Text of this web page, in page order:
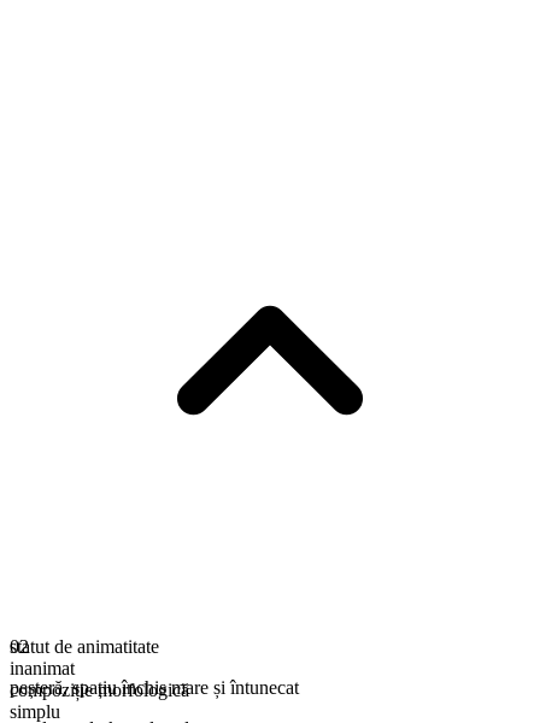
statut de animatitate
inanimat
compoziție morfologică
simplu
02
peșteră,spațiu închis mare și întunecat